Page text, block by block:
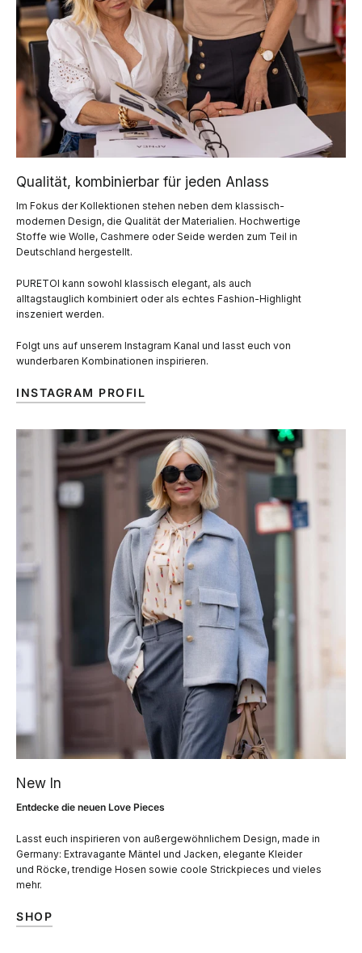
Qualität, kombinierbar für jeden Anlass
Im Fokus der Kollektionen stehen neben dem klassisch-
modernen Design, die Qualität der Materialien. Hochwertige
Stoffe wie Wolle, Cashmere oder Seide werden zum Teil in
Deutschland hergestellt.
PURETOI kann sowohl klassisch elegant, als auch
alltagstauglich kombiniert oder als echtes Fashion-Highlight
inszeniert werden.
Folgt uns auf unserem Instagram Kanal und lasst euch von
wunderbaren Kombinationen inspirieren.
INSTAGRAM PROFIL
New In
Entdecke die neuen Love Pieces
Lasst euch inspirieren von außergewöhnlichem Design, made in
Germany: Extravagante Mäntel und Jacken, elegante Kleider
und Röcke, trendige Hosen sowie coole Strickpieces und vieles
mehr.
SHOP